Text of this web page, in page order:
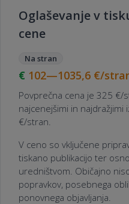
Oglaševanje v
cene
Na stran
102—1035,6 €/
Povprečna cena je 325 €/
najcenejšimi in
€/stran.
V ceno so vključene
tiskano publikacijo ter
uredništvom. Običajno
popravkov, posebnega
ponovnega objavljanja.